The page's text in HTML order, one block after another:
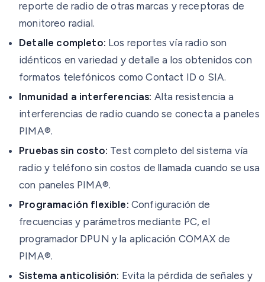
reporte de radio de otras marcas y receptoras de
monitoreo radial.
Detalle completo: Los reportes vía radio son
idénticos en variedad y detalle a los obtenidos con
formatos telefónicos como Contact ID o SIA.
Inmunidad a interferencias: Alta resistencia a
interferencias de radio cuando se conecta a paneles
PIMA®.
Pruebas sin costo: Test completo del sistema vía
radio y teléfono sin costos de llamada cuando se usa
con paneles PIMA®.
Programación flexible: Configuración de
frecuencias y parámetros mediante PC, el
programador DPUN y la aplicación COMAX de
PIMA®.
Sistema anticolisión: Evita la pérdida de señales y